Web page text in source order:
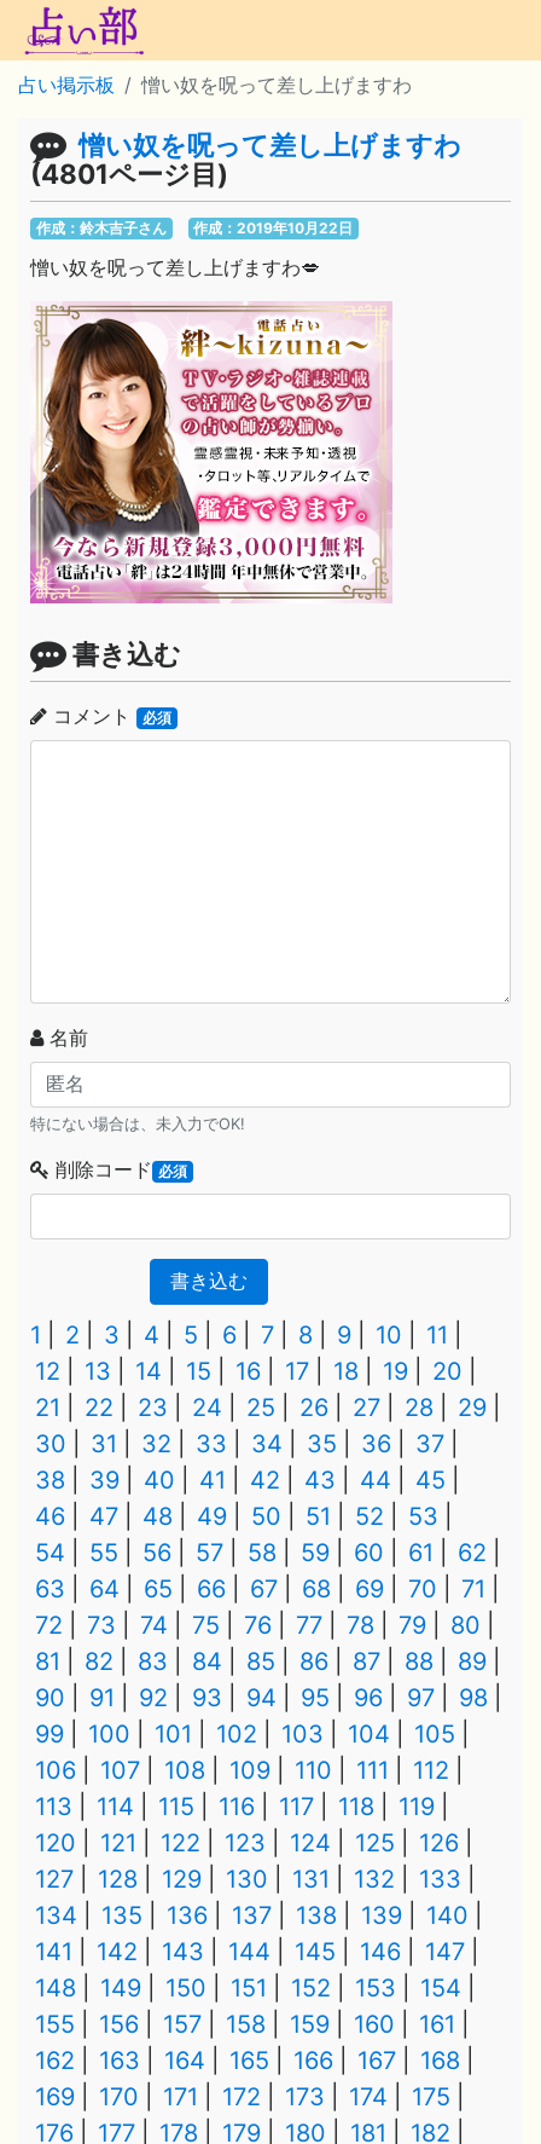
占い掲示板 憎い奴を呪って差し上げますわ
憎い奴を呪って差し上げますわ
(4801ページ目)
作成：鈴木吉子さん 作成：2019年10月22日
憎い奴を呪って差し上げますわ💋
書き込む
コメント 必須
名前
特にない場合は、未入力でOK!
削除コード 必須
書き込む
1 2 3 4 5 6 7 8 9 10
11
12
13 14 15 16 17 18 19
20
21
22 23 24 25 26 27 28
29
30
31 32 33 34 35 36
37
38
39 40 41 42 43 44
45
46
47 48 49 50 51 52
53
54
55 56 57 58 59 60 61
62
63
64 65 66 67 68 69 70
71
72
73 74 75 76 77 78 79
80
81
82 83 84 85 86 87 88
89
90
91 92 93 94 95 96 97
98
99
100 101 102 103 104
105
106
107 108 109 110 111
112
113
114 115 116 117 118
119
120
121 122 123 124 125
126
127
128 129 130 131 132
133
134
135 136 137 138 139
140
141
142 143 144 145 146
147
148
149 150 151 152 153
154
155
156 157 158 159 160
161
162
163 164 165 166 167
168
169
170 171 172 173 174
175
176
177 178 179 180 181
182